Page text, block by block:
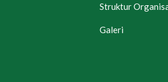
Struktur
Galeri